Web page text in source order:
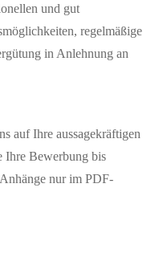
und gut
regelmäßige
in Anlehnung an
auf Ihre aussagekräftigen
Ihre Bewerbung bis
nur im PDF-